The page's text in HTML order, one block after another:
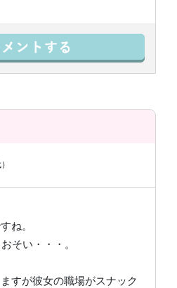
）
ね。
そい・・・。
すが彼女の職場がスナック